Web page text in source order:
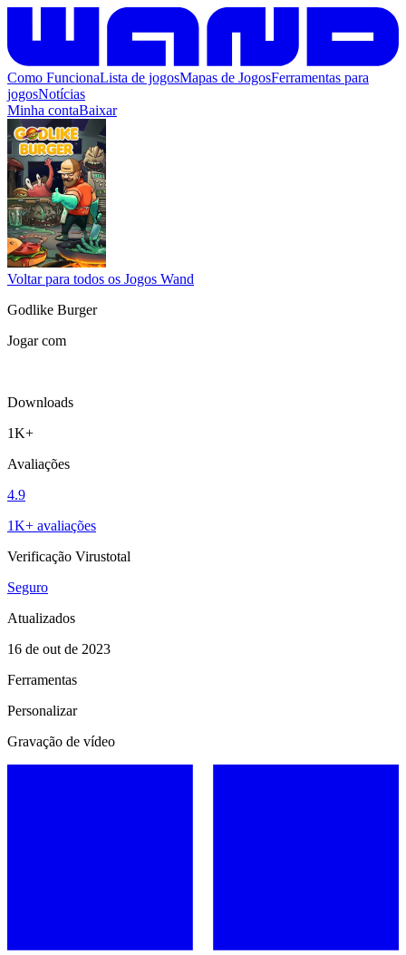
Como FuncionaLista de jogosMapas de JogosFerramentas para
jogosNotícias
Minha contaBaixar
Voltar para todos os Jogos Wand
Godlike Burger
Jogar com
Downloads
1K+
Avaliações
4.9
1K+ avaliações
Verificação Virustotal
Seguro
Atualizados
16 de out de 2023
Ferramentas
Personalizar
Gravação de vídeo